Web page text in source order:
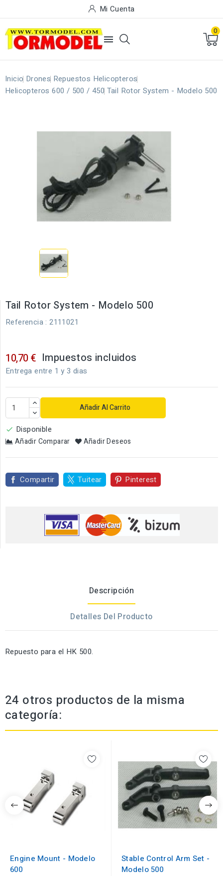
Mi Cuenta

0
Inicio Drones Repuestos Helicopteros
Helicopteros 600 / 500 / 450 Tail Rotor System - Modelo 500
Tail Rotor System - Modelo 500
Referencia : 2111021
10,70 € Impuestos incluidos
Entrega entre 1 y 3 dias
Añadir Al Carrito
 Disponible
Añadir Comparar Añadir Deseos
Compartir Tuitear Pinterest
Descripción
Detalles Del Producto
Repuesto para el HK 500.
24 otros productos de la misma
categoría:
Engine Mount - Modelo
600
Stable Control Arm Set -
Modelo 500